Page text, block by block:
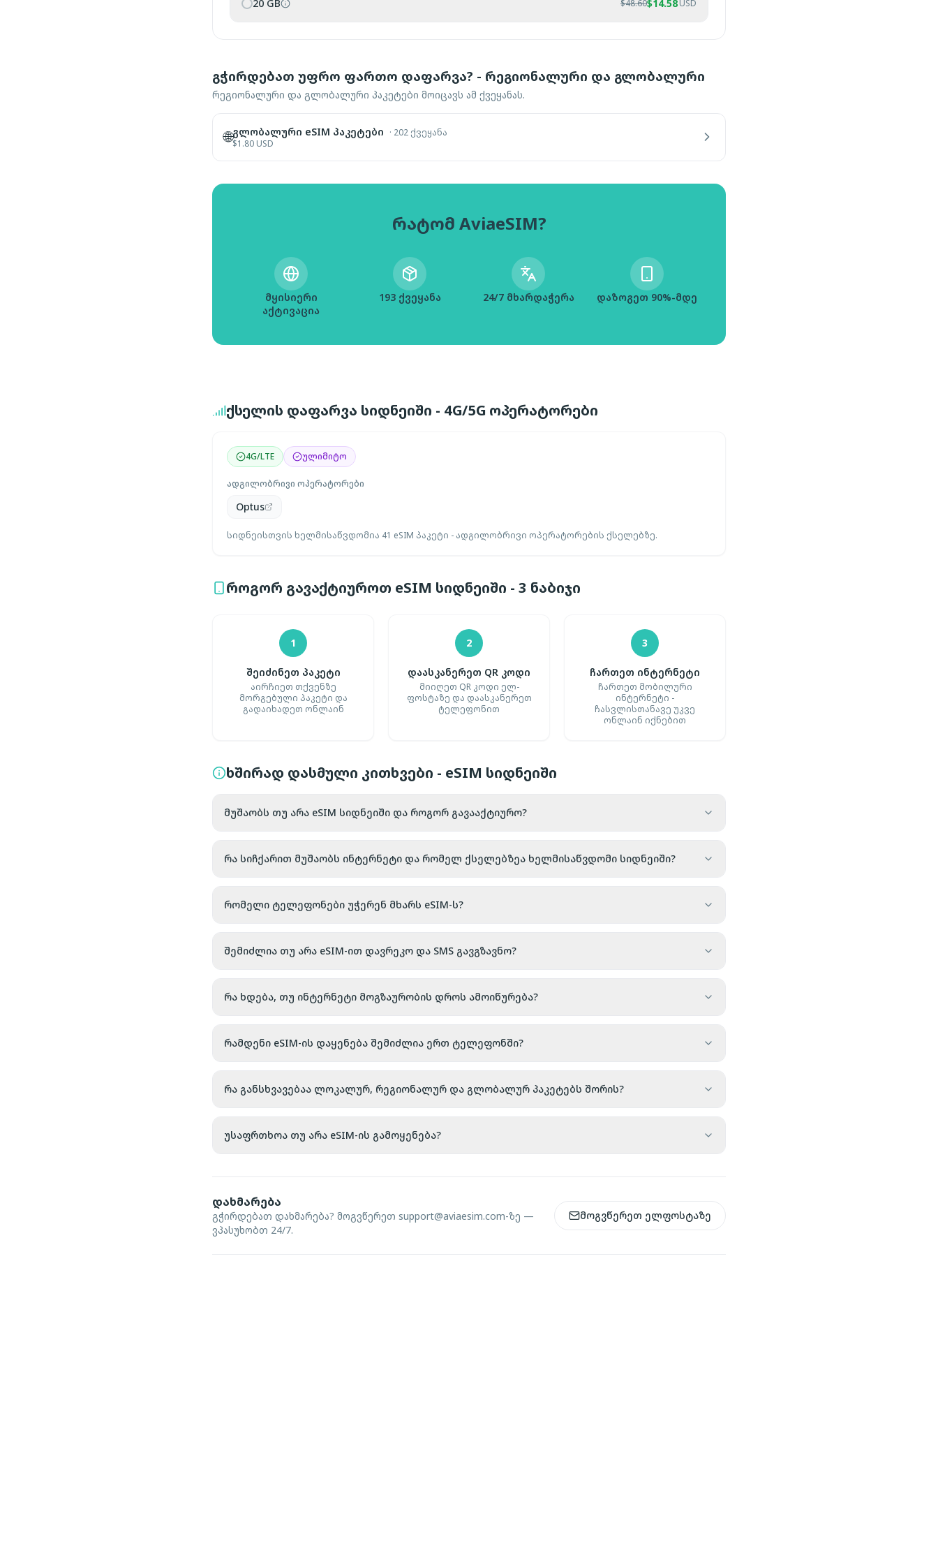
20 GB $48.60$14.58USD
გჭირდებათ უფრო ფართო დაფარვა? - რეგიონალური და გლობალური
რეგიონალური და გლობალური პაკეტები მოიცავს ამ ქვეყანას.
🌐გლობალური eSIM პაკეტები · 202 ქვეყანა
$1.80 USD
რატომ AviaeSIM?
მყისიერი
აქტივაცია
193 ქვეყანა 24/7 მხარდაჭერა დაზოგეთ 90%-მდე
ქსელის დაფარვა სიდნეიში - 4G/5G ოპერატორები
4G/LTE ულიმიტო
ადგილობრივი ოპერატორები
Optus
სიდნეისთვის ხელმისაწვდომია 41 eSIM პაკეტი - ადგილობრივი ოპერატორების ქსელებზე.
როგორ გავაქტიუროთ eSIM სიდნეიში - 3 ნაბიჯი
1
შეიძინეთ პაკეტი
აირჩიეთ თქვენზე
მორგებული პაკეტი და
გადაიხადეთ ონლაინ
2
დაასკანერეთ QR კოდი
მიიღეთ QR კოდი ელ-
ფოსტაზე და დაასკანერეთ
ტელეფონით
3
ჩართეთ ინტერნეტი
ჩართეთ მობილური
ინტერნეტი -
ჩასვლისთანავე უკვე
ონლაინ იქნებით
ხშირად დასმული კითხვები - eSIM სიდნეიში
მუშაობს თუ არა eSIM სიდნეიში და როგორ გავააქტიურო?
რა სიჩქარით მუშაობს ინტერნეტი და რომელ ქსელებზეა ხელმისაწვდომი სიდნეიში?
რომელი ტელეფონები უჭერენ მხარს eSIM-ს?
შემიძლია თუ არა eSIM-ით დავრეკო და SMS გავგზავნო?
რა ხდება, თუ ინტერნეტი მოგზაურობის დროს ამოიწურება?
რამდენი eSIM-ის დაყენება შემიძლია ერთ ტელეფონში?
რა განსხვავებაა ლოკალურ, რეგიონალურ და გლობალურ პაკეტებს შორის?
უსაფრთხოა თუ არა eSIM-ის გამოყენება?
დახმარება
გჭირდებათ დახმარება? მოგვწერეთ support@aviaesim.com-ზე —
ვპასუხობთ 24/7.
მოგვწერეთ ელფოსტაზე